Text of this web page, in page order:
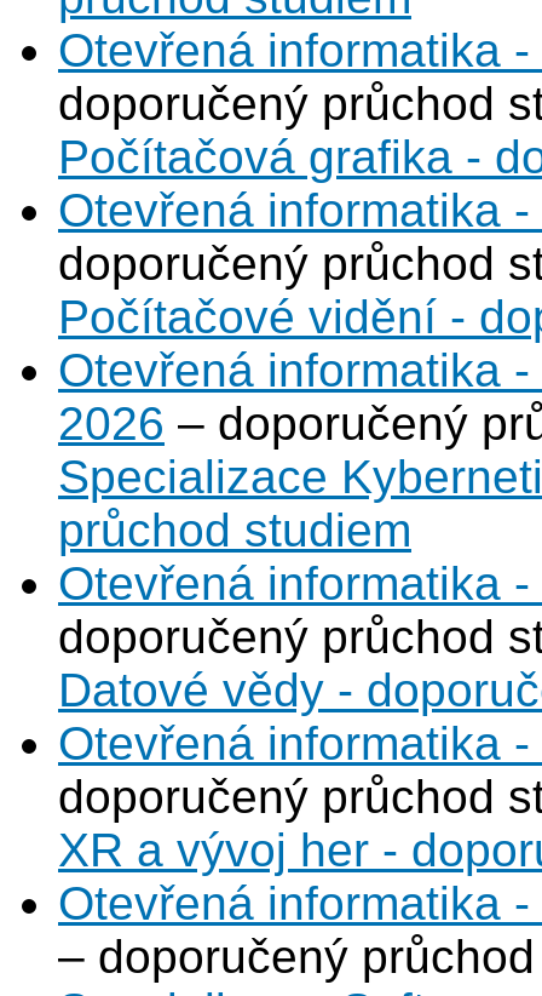
Otevřená informatika
doporučený průchod
Počítačová grafika -
Otevřená informatika
doporučený průchod
Počítačové vidění -
Otevřená informatika
2026 – doporučený
Specializace
průchod studiem
Otevřená informatika
doporučený průchod
Datové vědy -
Otevřená informatika
doporučený průchod
XR a vývoj her -
Otevřená informatika
– doporučený